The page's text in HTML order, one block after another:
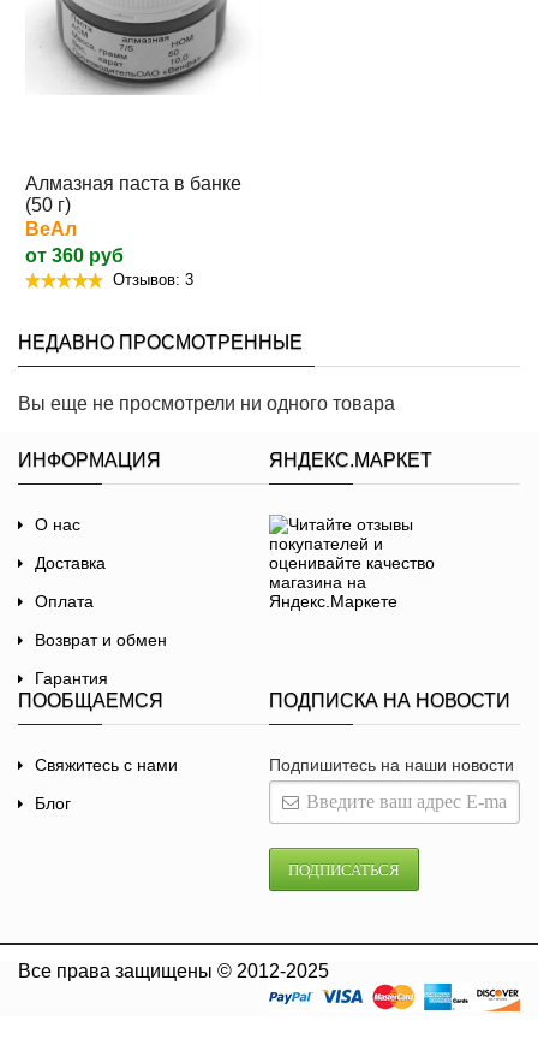
Алмазная паста в банке
(50 г)
ВеАл
от 360 руб
Отзывов: 3
НЕДАВНО ПРОСМОТРЕННЫЕ
Вы еще не просмотрели ни одного товара
ИНФОРМАЦИЯ
О нас
Доставка
Оплата
Возврат и обмен
Гарантия
Договор-оферта
Политика
конфиденциальности
ЯНДЕКС.МАРКЕТ
ПООБЩАЕМСЯ
Свяжитесь с нами
Блог
ПОДПИСКА НА НОВОСТИ
Подпишитесь на наши новости
ПОДПИСАТЬСЯ
Все права защищены © 2012-2025